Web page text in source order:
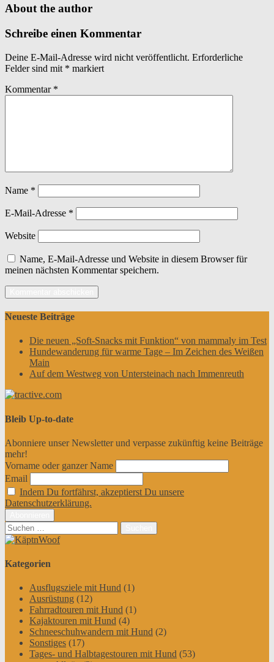
About the author
Schreibe einen Kommentar
Deine E-Mail-Adresse wird nicht veröffentlicht. Erforderliche
Felder sind mit * markiert
Kommentar *
Name *
E-Mail-Adresse *
Website
Name, E-Mail-Adresse und Website in diesem Browser für
meinen nächsten Kommentar speichern.
Neueste Beiträge
Die neuen „Soft-Snacks mit Funktion“ von mammaly im Test
Hundewanderung für warme Tage – Im Zeichen des Weißen
Main
Auf dem Westweg von Untersteinach nach Immenreuth
Bleib Up-to-date
Abonniere unser Newsletter und verpasse zukünftig keine Beiträge
mehr!
Vorname oder ganzer Name
Email
Indem Du fortfährst, akzeptierst Du unsere
Datenschutzerklärung.
Suchen
nach:
Kategorien
Ausflugsziele mit Hund (1)
Ausrüstung (12)
Fahrradtouren mit Hund (1)
Kajaktouren mit Hund (4)
Schneeschuhwandern mit Hund (2)
Sonstiges (17)
Tages- und Halbtagestouren mit Hund (53)